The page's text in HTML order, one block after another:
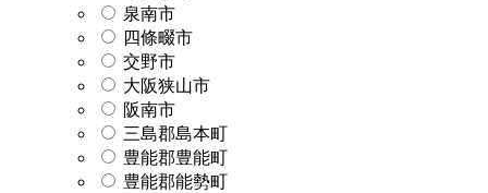
泉南市
四條畷市
交野市
大阪狭山市
阪南市
三島郡島本町
豊能郡豊能町
豊能郡能勢町